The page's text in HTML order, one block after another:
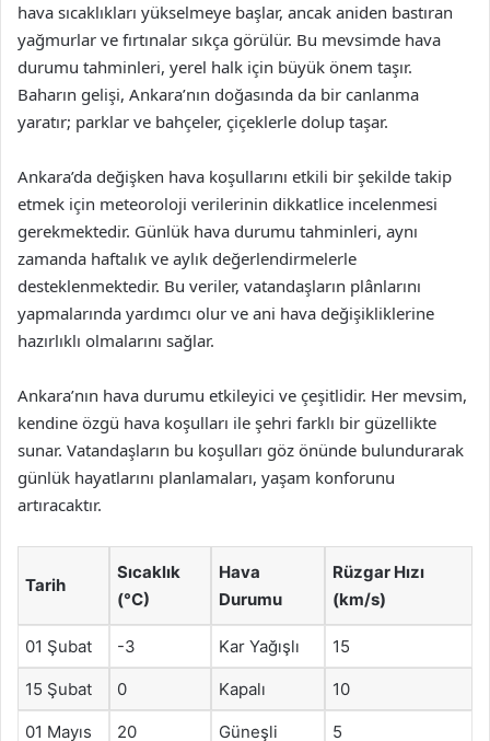
hava sıcaklıkları yükselmeye başlar, ancak aniden bastıran
yağmurlar ve fırtınalar sıkça görülür. Bu mevsimde hava
durumu tahminleri, yerel halk için büyük önem taşır.
Baharın gelişi, Ankara’nın doğasında da bir canlanma
yaratır; parklar ve bahçeler, çiçeklerle dolup taşar.
Ankara’da değişken hava koşullarını etkili bir şekilde takip
etmek için meteoroloji verilerinin dikkatlice incelenmesi
gerekmektedir. Günlük hava durumu tahminleri, aynı
zamanda haftalık ve aylık değerlendirmelerle
desteklenmektedir. Bu veriler, vatandaşların plânlarını
yapmalarında yardımcı olur ve ani hava değişikliklerine
hazırlıklı olmalarını sağlar.
Ankara’nın hava durumu etkileyici ve çeşitlidir. Her mevsim,
kendine özgü hava koşulları ile şehri farklı bir güzellikte
sunar. Vatandaşların bu koşulları göz önünde bulundurarak
günlük hayatlarını planlamaları, yaşam konforunu
artıracaktır.
Tarih
Sıcaklık
(°C)
Hava
Durumu
Rüzgar Hızı
(km/s)
01 Şubat -3 Kar Yağışlı 15
15 Şubat 0 Kapalı 10
01 Mayıs 20 Güneşli 5